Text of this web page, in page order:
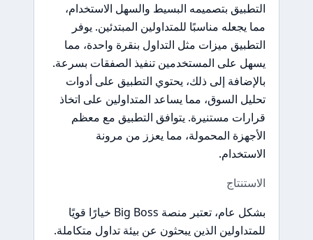
التطبيق بتصميمه البسيط والسهل الاستخدام،
مما يجعله مناسبًا للمتداولين المبتدئين. يوفر
التطبيق ميزات مثل التداول بنقرة واحدة، مما
يسهل على المستخدمين تنفيذ الصفقات بسرعة.
بالإضافة إلى ذلك، يحتوي التطبيق على أدوات
تحليل السوق، مما يساعد المتداولين على اتخاذ
قرارات مستنيرة. يتوافق التطبيق مع معظم
الأجهزة المحمولة، مما يعزز من مرونة
الاستخدام.
الاستنتاج
بشكل عام، تعتبر منصة Big Boss خيارًا قويًا
للمتداولين الذين يبحثون عن بيئة تداول متكاملة.